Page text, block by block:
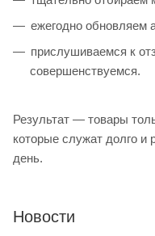
ежегодно обновляем
прислушиваемся к
совершенствуемся.
Результат — товары
которые служат долго
день.
Новости